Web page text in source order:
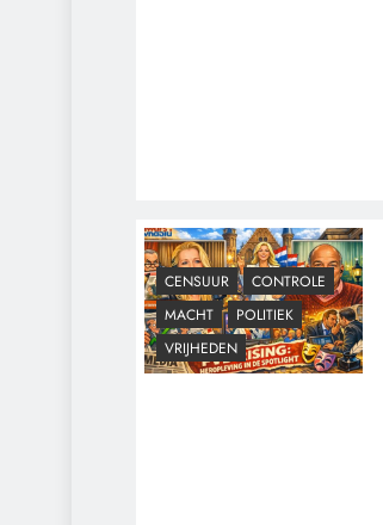
CENSUUR
CONTROLE
MACHT
POLITIEK
VRIJHEDEN